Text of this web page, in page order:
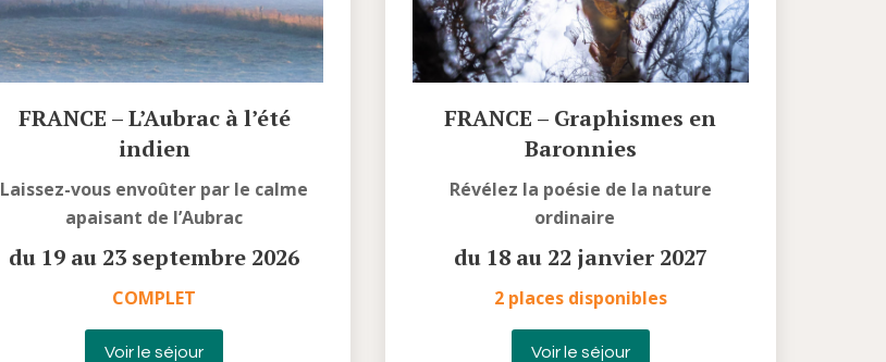
FRANCE – L’Aubrac à l’été
indien
Laissez-vous envoûter par le calme
apaisant de l’Aubrac
du 19 au 23 septembre 2026
COMPLET
Voir le séjour
FRANCE – Graphismes en
Baronnies
Révélez la poésie de la nature
ordinaire
du 18 au 22 janvier 2027
2 places disponibles
Voir le séjour